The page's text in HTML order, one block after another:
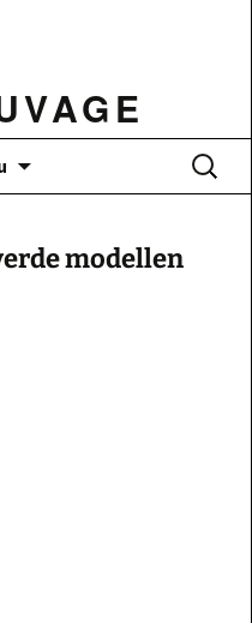
Zoeken
naar:
modellen